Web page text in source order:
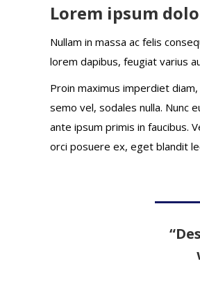
Lorem ipsum
Nullam in massa ac felis
lorem dapibus, feugiat varius
Proin maximus imperdiet
semo vel, sodales nulla. Nunc
ante ipsum primis in faucibus.
orci posuere ex, eget blandit